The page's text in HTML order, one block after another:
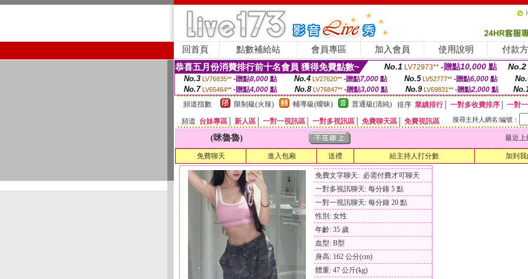
回首頁 點數補給站 會員專區 加入會員 使用說明 付款
恭喜五月份消費排行前十名會員 獲得免費點數~ No.1 LV72973** -贈點10,000 點 No.2
No.3 LV76835** -贈點8,000點 No.4 LV27620** -贈點7,000點 No.5 LV52777** -贈點6,000點
No.7 LV65464** -贈點4,000 點 No.8 LV76847** -贈點3,000 點 No.9 LV69831** -贈點2,000點
頻道指數 限制級(火辣) 輔導級(曖昧) 普通級(清純) 排序 業績排行│ 一對多收費排序
一對
頻道 台妹專區 新人區 一對一視訊區 一對多視訊區 免費聊天區 免費視訊區 搜尋主持人網名/編號：
(咪魯魯) 最近上
免費聊天 進入包廂 送禮 給主持人打分數 加到
免費文字聊天: 必需付費才可聊天
一對多視訊聊天: 每分鐘 5 點
一對一視訊聊天: 每分鐘 20 點
性別: 女性
年齡: 35 歲
血型: B型
身高: 162 公分(cm)
體重: 47 公斤(kg)